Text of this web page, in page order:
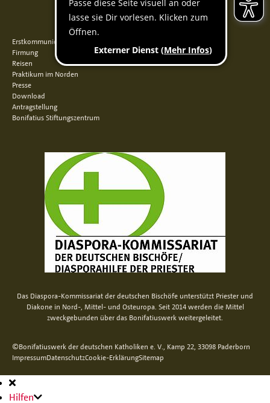
QUICKLINKS
Erstkommunion
Firmung
Reisen
Praktikum im Norden
Presse
Download
Antragstellung
Bonifatius Stiftungszentrum
Das Diaspora-Kommissariat der deutschen Bischöfe unterstützt Priester und
Diakone in Nord-, Mittel- und Osteuropa. Seit 2014 werden die Mittel
zweckgebunden über das Bonifatiuswerk weitergeleitet.
©Bonifatiuswerk der deutschen Katholiken e. V., Kamp 22, 33098 Paderborn
ImpressumDatenschutzCookie-ErklärungSitemap
Hauptnavigation
Hilfen